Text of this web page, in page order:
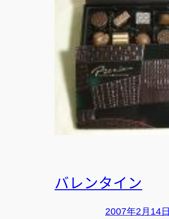
バレンタイン
2007年2月14日